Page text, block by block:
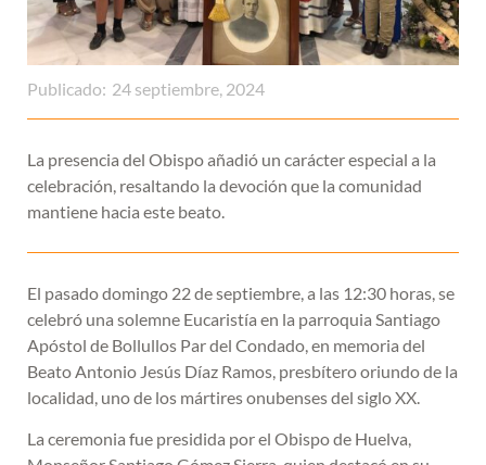
Publicado: 24 septiembre, 2024
La presencia del Obispo añadió un carácter especial a la
celebración, resaltando la devoción que la comunidad
mantiene hacia este beato.
El pasado domingo 22 de septiembre, a las 12:30 horas, se
celebró una solemne Eucaristía en la parroquia Santiago
Apóstol de Bollullos Par del Condado, en memoria del
Beato Antonio Jesús Díaz Ramos, presbítero oriundo de la
localidad, uno de los mártires onubenses del siglo XX.
La ceremonia fue presidida por el Obispo de Huelva,